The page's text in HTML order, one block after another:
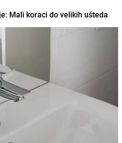
Mali koraci do velikih ušteda